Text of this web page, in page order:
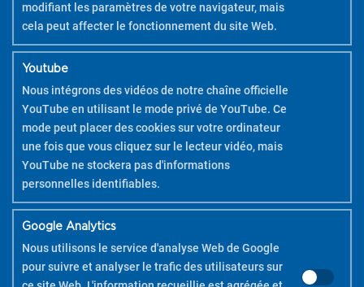
modifiant les paramètres de votre navigateur, mais
cela peut affecter le fonctionnement du site Web.
Youtube
Nous intégrons des vidéos de notre chaîne officielle
YouTube en utilisant le mode privé de YouTube. Ce
mode peut placer des cookies sur votre ordinateur
une fois que vous cliquez sur le lecteur vidéo, mais
YouTube ne stockera pas d'informations
personnelles identifiables.
Google Analytics
Nous utilisons le service d'analyse Web de Google
pour suivre et analyser le trafic des utilisateurs sur